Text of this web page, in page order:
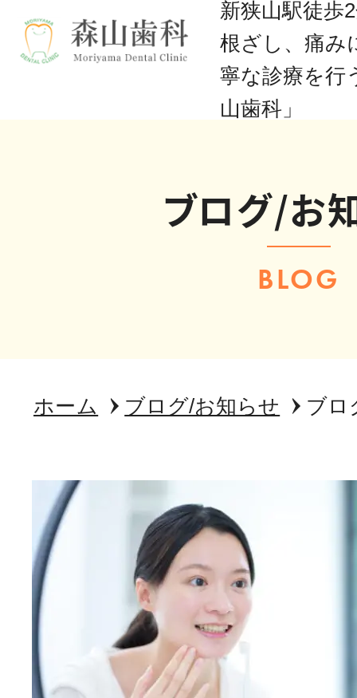
新狭山駅徒歩
根ざし、痛み
寧な診療を行
山歯科」
ブログ/お
BLOG
ホーム ブログ/お知らせ ブロ